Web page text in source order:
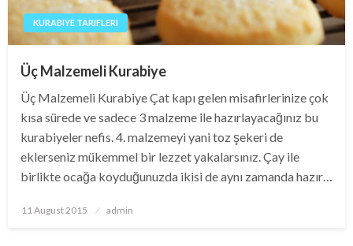
KURABIYE TARIFLERI
Üç Malzemeli Kurabiye
Üç Malzemeli Kurabiye Çat kapı gelen misafirlerinize çok
kısa sürede ve sadece 3 malzeme ile hazırlayacağınız bu
kurabiyeler nefis. 4. malzemeyi yani toz şekeri de
eklerseniz mükemmel bir lezzet yakalarsınız. Çay ile
birlikte ocağa koyduğunuzda ikisi de aynı zamanda hazır…
Posted
11 August 2015 admin